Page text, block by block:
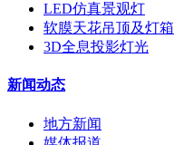
LED仿真景观灯
软膜天花吊顶及灯箱
3D全息投影灯光
新闻动态
地方新闻